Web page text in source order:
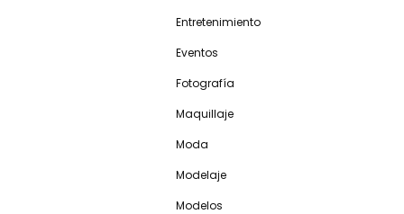
Entretenimiento
Eventos
Fotografía
Maquillaje
Moda
Modelaje
Modelos